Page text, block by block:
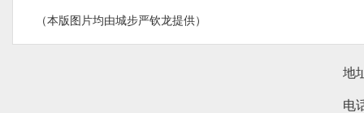
（本版图片均由城步严钦龙提供）
地
电